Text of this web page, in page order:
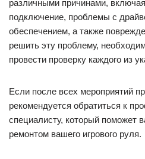
различными причинами,
подключение, проблемы с
обеспечением, а также
решить эту проблему,
провести проверку каждого из
Если после всех мероприятий
рекомендуется обратиться к
специалисту, который поможет
ремонтом вашего игрового руля.